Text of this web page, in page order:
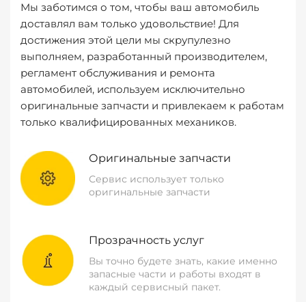
Мы заботимся о том, чтобы ваш автомобиль
доставлял вам только удовольствие! Для
достижения этой цели мы скрупулезно
выполняем, разработанный производителем,
регламент обслуживания и ремонта
автомобилей, используем исключительно
оригинальные запчасти и привлекаем к работам
только квалифицированных механиков.
Оригинальные запчасти
Сервис использует только
оригинальные запчасти
Прозрачность услуг
Вы точно будете знать, какие именно
запасные части и работы входят в
каждый сервисный пакет.